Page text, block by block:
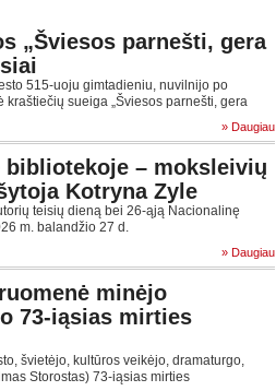
„Šviesos parnešti, gera
515-uoju gimtadieniu, nuvilnijo po
sueiga „Šviesos parnešti, gera
» Daugiau
bibliotekoje – moksleivių
Kotryna Zyle
teisių dieną bei 26-ąją Nacionalinę
m. balandžio 27 d.
» Daugiau
minėjo
73-iąsias mirties
švietėjo, kultūros veikėjo, dramaturgo,
Storostas) 73-iąsias mirties